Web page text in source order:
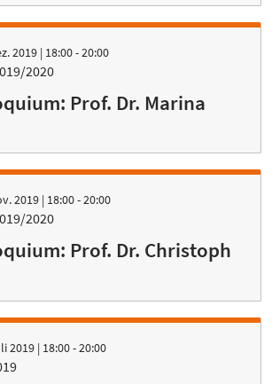
2019 | 18:00 - 20:00
2020
Prof. Dr. Marina
2019 | 18:00 - 20:00
2020
Prof. Dr. Christoph
2019 | 18:00 - 20:00